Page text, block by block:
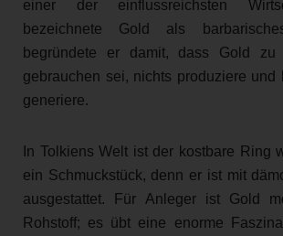
einer der einflussreichsten
bezeichnete Gold als
begründete er damit, dass Gold
gebrauchen sei, nichts produziere und
generiere.
In Tolkiens Welt ist der kostbare Ring
ein Schmuckstück, denn er ist mit
ausgestattet. Für Anleger ist Gold
Rohstoff; es übt eine enorme